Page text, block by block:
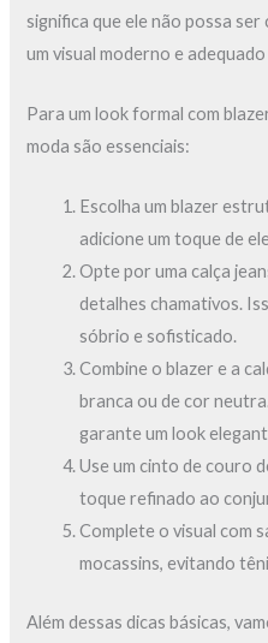
significa que ele não possa
um visual moderno e
Para um look formal com
moda são essenciais:
Escolha um blazer
adicione um toque de
Opte por uma calça
detalhes chamativos.
sóbrio e sofisticado.
Combine o blazer e a
branca ou de cor
garante um look
Use um cinto de couro
toque refinado ao
Complete o visual com
mocassins, evitando
Além dessas dicas básicas,